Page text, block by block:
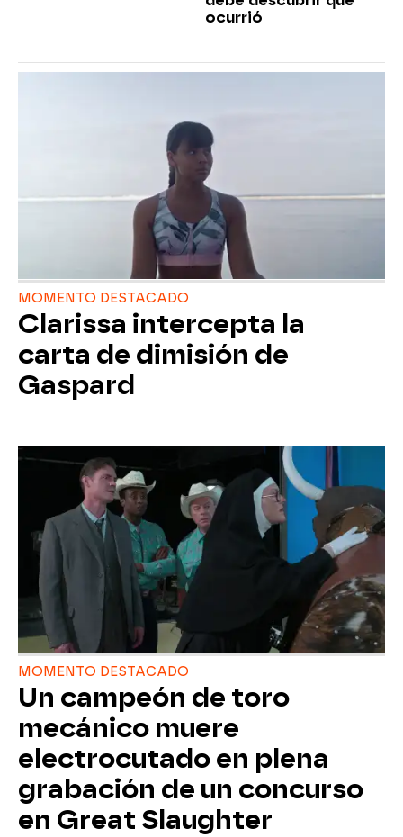
ocurrió
MOMENTO DESTACADO
Clarissa intercepta la
carta de dimisión de
Gaspard
MOMENTO DESTACADO
Un campeón de toro
mecánico muere
electrocutado en plena
grabación de un concurso
en Great Slaughter